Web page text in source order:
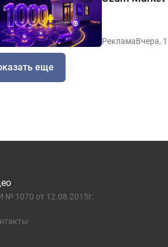
РекламаВчера,
еще
№ 1070 от 12.08.2015г.